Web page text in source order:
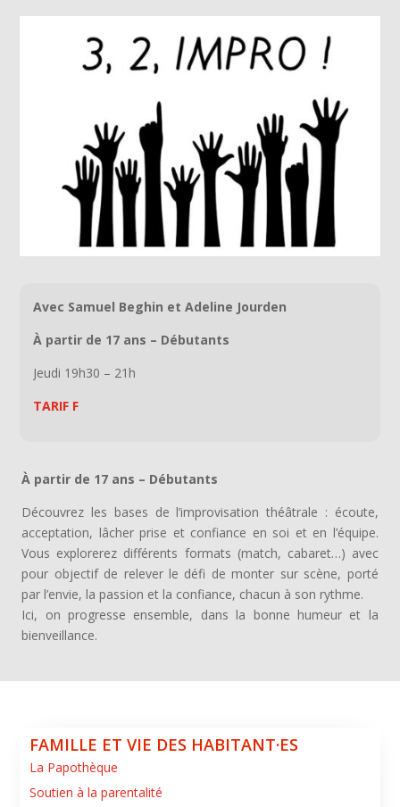
Avec Samuel Beghin et Adeline Jourden
À partir de 17 ans – Débutants
Jeudi 19h30 – 21h
TARIF F
À partir de 17 ans – Débutants
Découvrez les bases de l’improvisation théâtrale : écoute,
acceptation, lâcher prise et confiance en soi et en l’équipe.
Vous explorerez différents formats (match, cabaret…) avec
pour objectif de relever le défi de monter sur scène, porté
par l’envie, la passion et la confiance, chacun à son rythme.
Ici, on progresse ensemble, dans la bonne humeur et la
bienveillance.
FAMILLE ET VIE DES HABITANT·ES
La Papothèque
Soutien à la parentalité